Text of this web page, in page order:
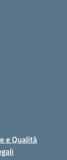
e Qualità